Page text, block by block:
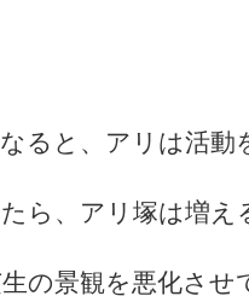
ると、アリは活動
ら、アリ塚は増え
の景観を悪化さ